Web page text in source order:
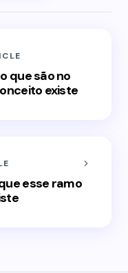
que são no
existe
esse ramo